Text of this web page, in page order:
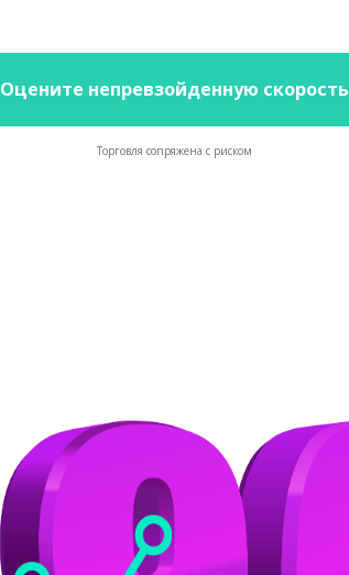
Оцените непревзойденную скорость
Торговля сопряжена с риском